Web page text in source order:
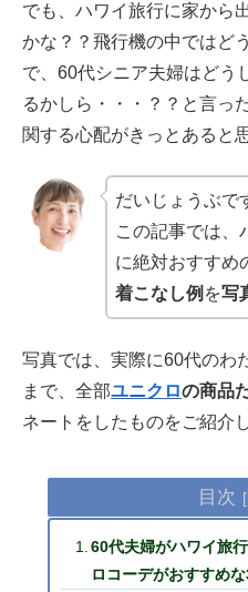
でも、ハワイ旅行に家から
かな？？飛行機の中ではど
で、60代シニア夫婦はどう
るかしら・・・？？と言っ
関する心配がきっとあると
だいじょうぶで
この記事では、
に絶対おすすめ
着こなし例 を写
写真では、実際に60代のわ
まで、全部ユニクロの商品
ネートをしたものをご紹介
目次
60代夫婦がハワイ旅
ロコーデがおすすめ